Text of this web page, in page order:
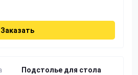
Заказать
Подстолье для стола